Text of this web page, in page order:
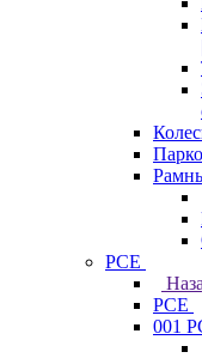
PCE
PCE
001